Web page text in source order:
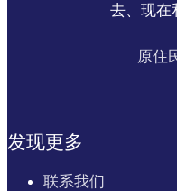
去、现在
原住
发现更多
联系我们